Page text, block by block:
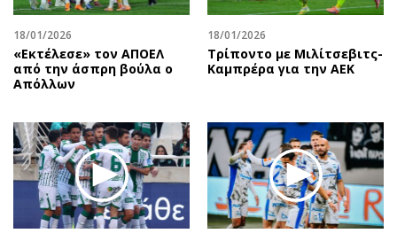
Money Review
AstroBank Properties
Trends
Ενέργεια
Ναυτιλία
Περιβάλλον
Ελλάδα
Κόσμος
Παράξενα
Πρόσωπα
Περιβάλλον
Good Life
Showbiz
Ταξίδια
Συνταγές
Έξοδος
Media
18/01/2026
«Εκτέλεσε» τον ΑΠΟΕΛ
από την άσπρη βούλα ο
Απόλλων
18/01/2026
Τρίποντο με Μιλίτσεβιτς-
Καμπρέρα για την ΑΕΚ